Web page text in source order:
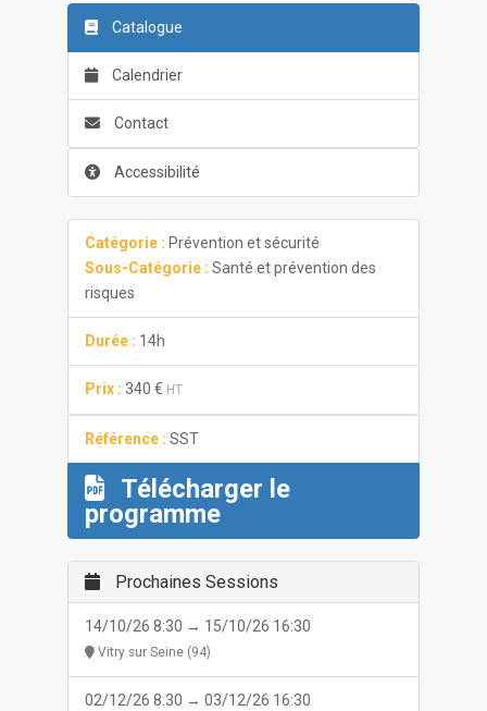
Catalogue
Calendrier
Contact
Accessibilité
Catégorie : Prévention et sécurité
Sous-Catégorie : Santé et prévention des
risques
Durée : 14h
Prix : 340 € HT
Référence : SST
Télécharger le
programme
Prochaines Sessions
14/10/26 8:30 → 15/10/26 16:30
Vitry sur Seine (94)
02/12/26 8:30 → 03/12/26 16:30